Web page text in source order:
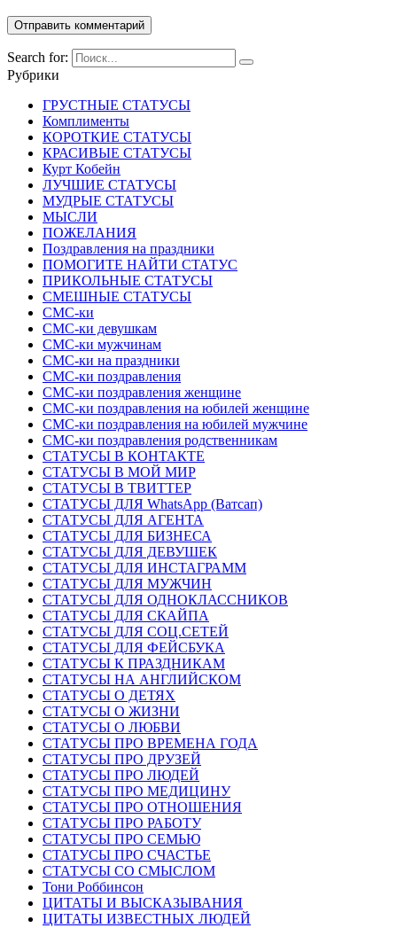
Search for:
Рубрики
ГРУСТНЫЕ СТАТУСЫ
Комплименты
КОРОТКИЕ СТАТУСЫ
КРАСИВЫЕ СТАТУСЫ
Курт Кобейн
ЛУЧШИЕ СТАТУСЫ
МУДРЫЕ СТАТУСЫ
МЫСЛИ
ПОЖЕЛАНИЯ
Поздравления на праздники
ПОМОГИТЕ НАЙТИ СТАТУС
ПРИКОЛЬНЫЕ СТАТУСЫ
СМЕШНЫЕ СТАТУСЫ
СМС-ки
СМС-ки девушкам
СМС-ки мужчинам
СМС-ки на праздники
СМС-ки поздравления
СМС-ки поздравления женщине
СМС-ки поздравления на юбилей женщине
СМС-ки поздравления на юбилей мужчине
СМС-ки поздравления родственникам
СТАТУСЫ В КОНТАКТЕ
СТАТУСЫ В МОЙ МИР
СТАТУСЫ В ТВИТТЕР
СТАТУСЫ ДЛЯ WhatsApp (Ватсап)
СТАТУСЫ ДЛЯ АГЕНТА
СТАТУСЫ ДЛЯ БИЗНЕСА
СТАТУСЫ ДЛЯ ДЕВУШЕК
СТАТУСЫ ДЛЯ ИНСТАГРАММ
СТАТУСЫ ДЛЯ МУЖЧИН
СТАТУСЫ ДЛЯ ОДНОКЛАССНИКОВ
СТАТУСЫ ДЛЯ СКАЙПА
СТАТУСЫ ДЛЯ СОЦ.СЕТЕЙ
СТАТУСЫ ДЛЯ ФЕЙСБУКА
СТАТУСЫ К ПРАЗДНИКАМ
СТАТУСЫ НА АНГЛИЙСКОМ
СТАТУСЫ О ДЕТЯХ
СТАТУСЫ О ЖИЗНИ
СТАТУСЫ О ЛЮБВИ
СТАТУСЫ ПРО ВРЕМЕНА ГОДА
СТАТУСЫ ПРО ДРУЗЕЙ
СТАТУСЫ ПРО ЛЮДЕЙ
СТАТУСЫ ПРО МЕДИЦИНУ
СТАТУСЫ ПРО ОТНОШЕНИЯ
СТАТУСЫ ПРО РАБОТУ
СТАТУСЫ ПРО СЕМЬЮ
СТАТУСЫ ПРО СЧАСТЬЕ
СТАТУСЫ СО СМЫСЛОМ
Тони Роббинсон
ЦИТАТЫ И ВЫСКАЗЫВАНИЯ
ЦИТАТЫ ИЗВЕСТНЫХ ЛЮДЕЙ